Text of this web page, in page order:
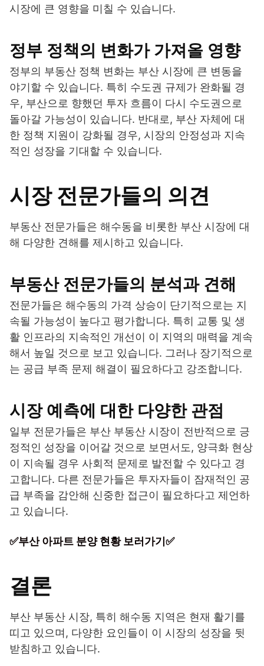
시장에 큰 영향을 미칠 수 있습니다.
정부 정책의 변화가 가져올 영향
정부의 부동산 정책 변화는 부산 시장에 큰 변동을
야기할 수 있습니다. 특히 수도권 규제가 완화될 경
우, 부산으로 향했던 투자 흐름이 다시 수도권으로
돌아갈 가능성이 있습니다. 반대로, 부산 자체에 대
한 정책 지원이 강화될 경우, 시장의 안정성과 지속
적인 성장을 기대할 수 있습니다.
시장 전문가들의 의견
부동산 전문가들은 해수동을 비롯한 부산 시장에 대
해 다양한 견해를 제시하고 있습니다.
부동산 전문가들의 분석과 견해
전문가들은 해수동의 가격 상승이 단기적으로는 지
속될 가능성이 높다고 평가합니다. 특히 교통 및 생
활 인프라의 지속적인 개선이 이 지역의 매력을 계속
해서 높일 것으로 보고 있습니다. 그러나 장기적으로
는 공급 부족 문제 해결이 필요하다고 강조합니다.
시장 예측에 대한 다양한 관점
일부 전문가들은 부산 부동산 시장이 전반적으로 긍
정적인 성장을 이어갈 것으로 보면서도, 양극화 현상
이 지속될 경우 사회적 문제로 발전할 수 있다고 경
고합니다. 다른 전문가들은 투자자들이 잠재적인 공
급 부족을 감안해 신중한 접근이 필요하다고 제언하
고 있습니다.
✅부산 아파트 분양 현황 보러가기✅
결론
부산 부동산 시장, 특히 해수동 지역은 현재 활기를
띠고 있으며, 다양한 요인들이 이 시장의 성장을 뒷
받침하고 있습니다.